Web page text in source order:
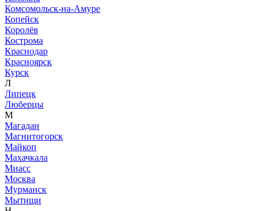
Комсомольск-на-Амуре
Копейск
Королёв
Кострома
Краснодар
Красноярск
Курск
Л
Липецк
Люберцы
М
Магадан
Магнитогорск
Майкоп
Махачкала
Миасс
Москва
Мурманск
Мытищи